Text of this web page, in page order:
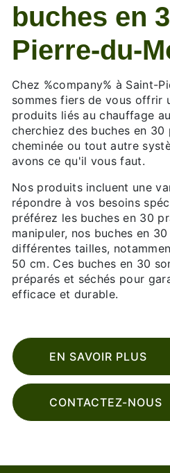
buches en
Pierre-du-
Chez %company% à Saint-
sommes fiers de vous offrir
produits liés au chauffage
cherchiez des buches en
cheminée ou tout autre
avons ce qu'il vous faut.
Nos produits incluent une
répondre à vos besoins
préférez les buches en 30
manipuler, nos buches en
différentes tailles,
50 cm. Ces buches en 30
préparés et séchés pour
efficace et durable.
EN SAVOIR PLUS
CONTACTEZ-NOUS